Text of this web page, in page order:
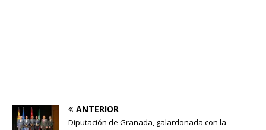
ANTERIOR
Diputación de Granada, galardonada con la